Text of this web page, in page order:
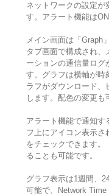
ネットワークの設定が
す。アラート機能は
メイン画面は「Graph
タブ画面で構成され、
ーションの通信量ログ
す。グラフは横軸が時
ラフがダウンロード、
します。配色の変更も
アラート機能で通知す
フ上にアイコン表示さ
をチェックできます。
ることも可能です。
グラフ表示は1週間、
可能で、Network